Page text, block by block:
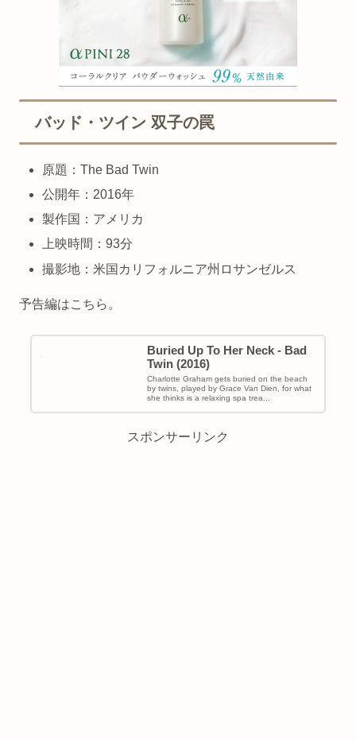
バッド・ツイン 双子の罠
原題：The Bad Twin
公開年：2016年
製作国：アメリカ
上映時間：93分
撮影地：米国カリフォルニア州ロサンゼルス
予告編はこちら。
Buried Up To Her Neck - Bad
Twin (2016)
Charlotte Graham gets buried on the beach
by twins, played by Grace Van Dien, for what
she thinks is a relaxing spa trea...
スポンサーリンク